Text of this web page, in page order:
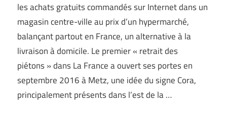
les achats gratuits commandés sur Internet dans un
magasin centre-ville au prix d’un hypermarché,
balançant partout en France, un alternative à la
livraison à domicile. Le premier « retrait des
piétons » dans La France a ouvert ses portes en
septembre 2016 à Metz, une idée du signe Cora,
principalement présents dans l’est de la …